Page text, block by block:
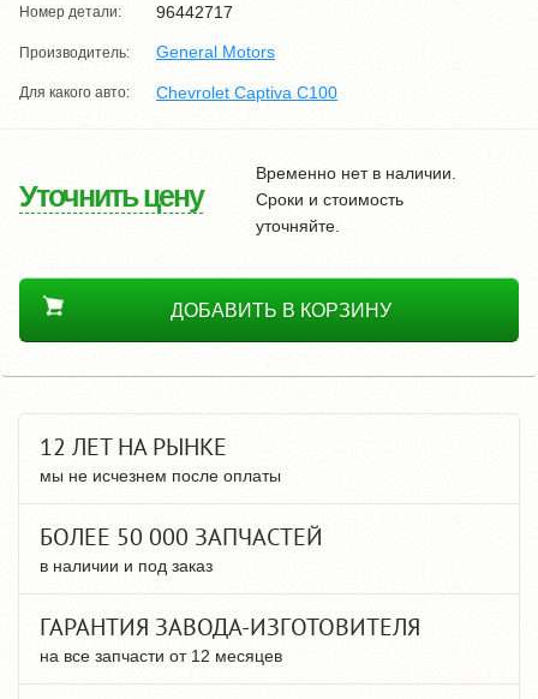
Номер детали: 96442717
Производитель: General Motors
Для какого авто: Chevrolet Captiva C100
Уточнить цену
Временно нет в наличии.
Сроки и стоимость
уточняйте.
ДОБАВИТЬ В КОРЗИНУ
12 ЛЕТ НА РЫНКЕ
мы не исчезнем после оплаты
БОЛЕЕ 50 000 ЗАПЧАСТЕЙ
в наличии и под заказ
ГАРАНТИЯ ЗАВОДА-ИЗГОТОВИТЕЛЯ
на все запчасти от 12 месяцев